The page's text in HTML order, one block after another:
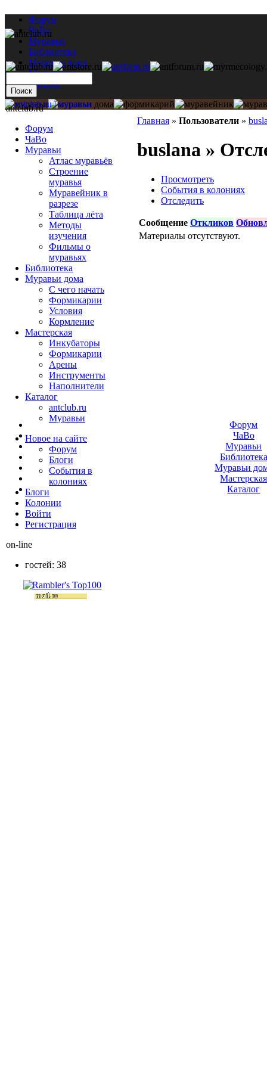
Форум
ЧаВо
Муравьи
Библиотека
Муравьи дома
Мастерская
Каталог
Главная » Пользователи »
buslana »
Просмотреть
События в колониях
Отследить
Сообщение Откликов
Материалы отсутствуют.
antclub.ru
Форум
ЧаВо
Муравьи
Атлас муравьёв
Строение
муравья
Муравейник в
разрезе
Таблица лёта
Методы
изучения
Фильмы о
муравьях
Библиотека
Муравьи дома
С чего начать
Формикарии
Условия
Кормление
Мастерская
Инкубаторы
Формикарии
Арены
Инструменты
Наполнители
Каталог
antclub.ru
Муравьи
Новое на сайте
Форум
Блоги
События в
колониях
Блоги
Колонии
Войти
Peгиcтpaция
on-line
гостей: 38
Форум
ЧаВо
Муравьи
Библиотека
Муравьи
Мастерская
Каталог